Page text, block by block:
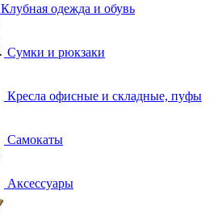
Клубная одежда и обувь
Сумки и рюкзаки
Кресла офисные и складные, пуфы
Самокаты
Аксессуары